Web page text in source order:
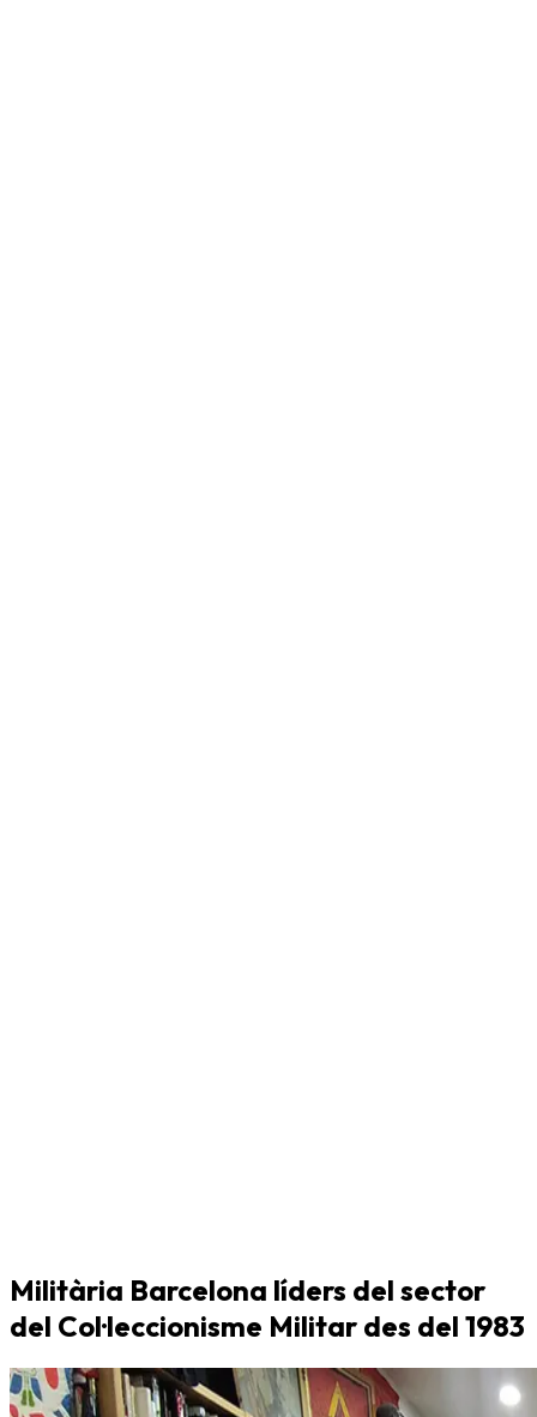
Militària Barcelona líders del sector
del Col·leccionisme Militar des del 1983